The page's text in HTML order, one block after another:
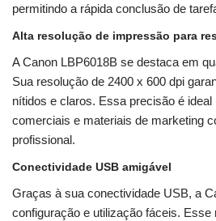
permitindo a rápida conclusão de
Alta resolução de impressão para
A Canon LBP6018B se destaca em
Sua resolução de 2400 x 600 dpi
nítidos e claros. Essa precisão é ideal
comerciais e materiais de marketing
profissional.
Conectividade USB amigável
Graças à sua conectividade USB, a
configuração e utilização fáceis. Esse